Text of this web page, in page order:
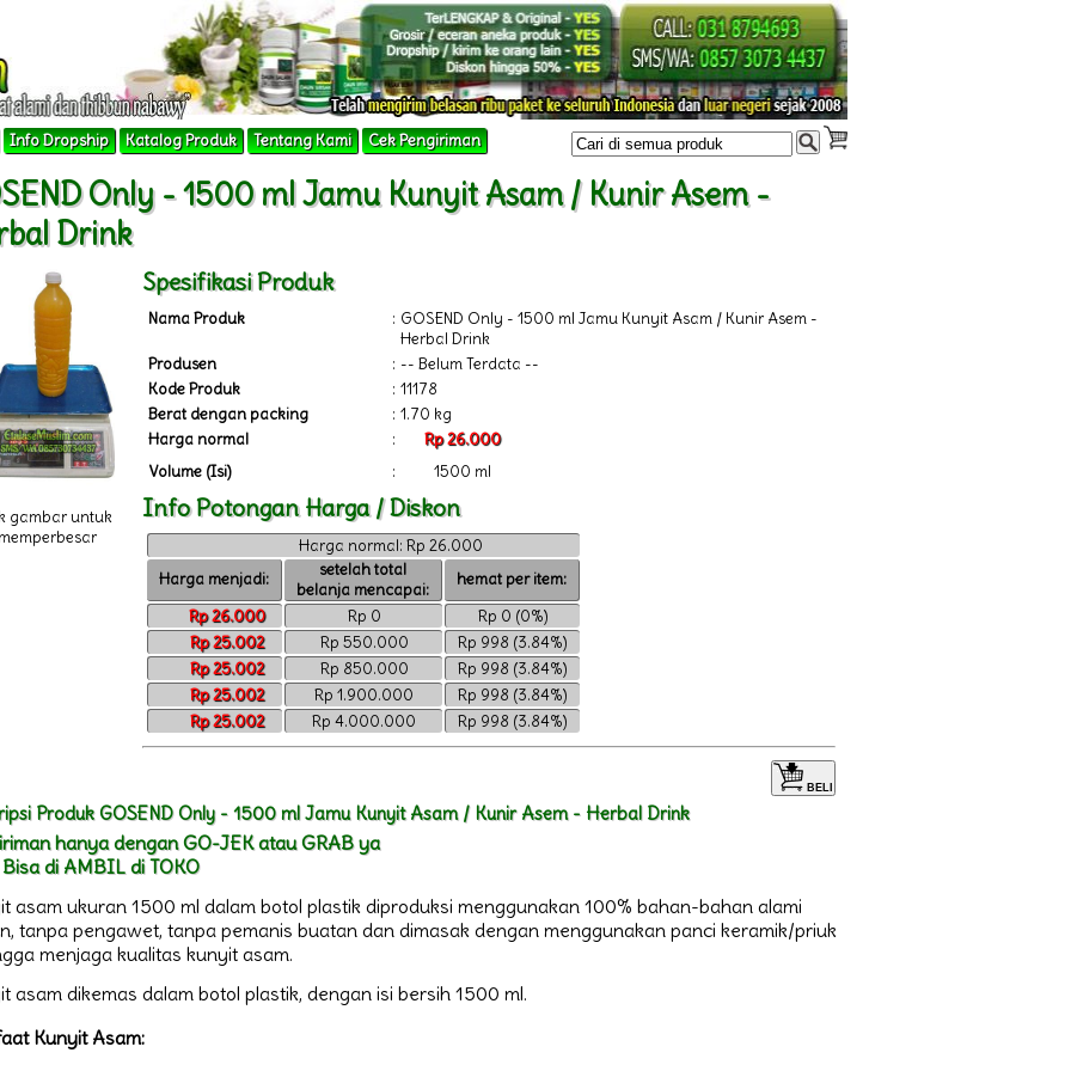
Info Dropship Katalog Produk Tentang Kami
Cek Pengiriman
Only - 1500 ml Jamu Kunyit Asam / Kunir Asem -
Drink
gambar untuk
memperbesar
Spesifikasi Produk
Nama Produk : GOSEND Only - 1500 ml Jamu Kunyit Asam / Kunir Asem -
Herbal Drink
Produsen
: -- Belum Terdata --
Kode Produk
: 11178
Berat dengan packing
: 1.70 kg
Harga normal
:
Rp 26.000
Volume (Isi)
: 1500 ml
Info Potongan Harga / Diskon
Harga normal: Rp 26.000
Harga menjadi:
setelah total
belanja mencapai:
hemat per item:
Rp 26.000
Rp 0
Rp 0 (0%)
Rp 25.002
Rp 550.000
Rp 998 (3.84%)
Rp 25.002
Rp 850.000
Rp 998 (3.84%)
Rp 25.002
Rp 1.900.000
Rp 998 (3.84%)
Rp 25.002
Rp 4.000.000 Rp 998 (3.84%)
BELI
Produk GOSEND Only - 1500 ml Jamu Kunyit Asam / Kunir Asem - Herbal Drink
hanya dengan GO-JEK atau GRAB ya
di AMBIL di TOKO
asam ukuran 1500 ml dalam botol plastik diproduksi menggunakan 100% bahan-bahan alami
tanpa pengawet, tanpa pemanis buatan dan dimasak dengan menggunakan panci keramik/priuk
menjaga kualitas kunyit asam.
asam dikemas dalam botol plastik, dengan isi bersih 1500 ml.
Kunyit Asam: